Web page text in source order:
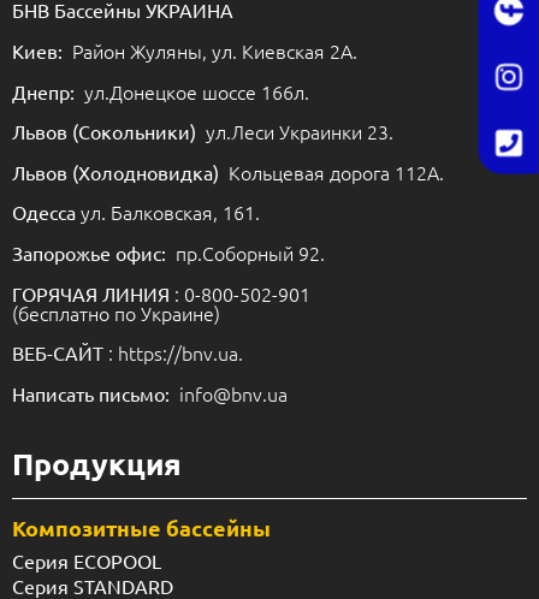
БНВ Бассейны УКРАИНА
Киев: Район Жуляны, ул. Киевская 2А.
Днепр: ул.Донецкое шоссе 166л.
Львов (Сокольники) ул.Леси Украинки 23.
Львов (Холодновидка) Кольцевая дорога 112А.
Одесса ул. Балковская, 161.
Запорожье офис: пр.Соборный 92.
ГОРЯЧАЯ ЛИНИЯ : 0-800-502-901
(бесплатно по Украине)
ВЕБ-САЙТ : https://bnv.ua.
Написать письмо: info@bnv.ua
Продукция
Композитные бассейны
Серия ECOPOOL
Серия STANDARD